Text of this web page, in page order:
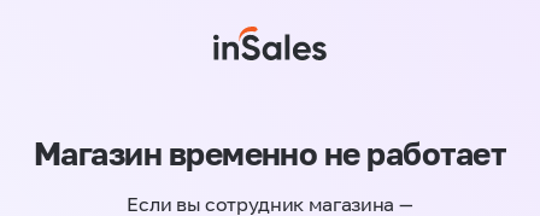
Магазин временно не работает
Если вы сотрудник магазина —